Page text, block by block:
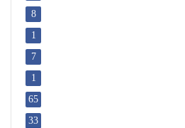
8
1
7
1
65
33